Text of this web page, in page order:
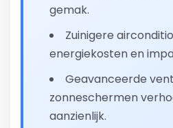
gemak.
Zuinigere
energiekosten en
Geavanceerde
zonneschermen
aanzienlijk.